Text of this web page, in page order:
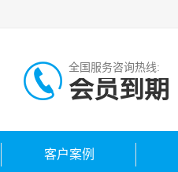
全国服务咨询热线:
会员到期
客户案例